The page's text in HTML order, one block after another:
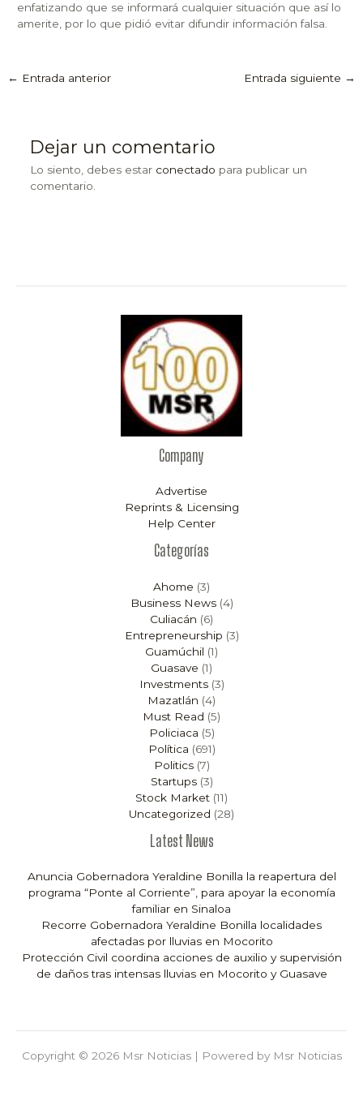
enfatizando que se informará cualquier situación que así lo
amerite, por lo que pidió evitar difundir información falsa.
← Entrada anterior Entrada siguiente →
Dejar un comentario
Lo siento, debes estar conectado para publicar un
comentario.
Company
Advertise
Reprints & Licensing
Help Center
Categorías
Ahome (3)
Business News(4)
Culiacán (6)
Entrepreneurship (3)
Guamúchil (1)
Guasave (1)
Investments(3)
Mazatlán (4)
Must Read (5)
Policiaca (5)
Política (691)
Politics(7)
Startups(3)
Stock Market (11)
Uncategorized (28)
Latest News
Anuncia Gobernadora Yeraldine Bonilla la reapertura del
programa “Ponte al Corriente”, para apoyar la economía
familiar en Sinaloa
Recorre Gobernadora Yeraldine Bonilla localidades
afectadas por lluvias en Mocorito
Protección Civil coordina acciones de auxilio y supervisión
de daños tras intensas lluvias en Mocorito y Guasave
Copyright © 2026 Msr Noticias | Powered by Msr Noticias